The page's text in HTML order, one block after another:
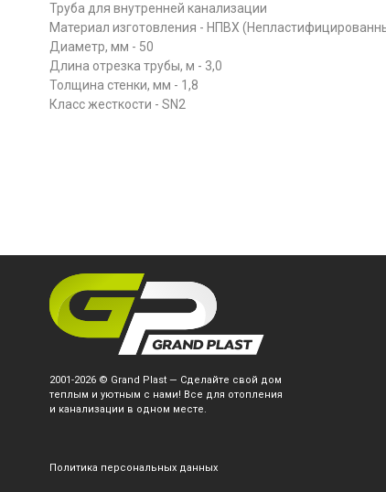
Труба для внутренней канализации
Материал изготовления - НПВХ
Диаметр, мм - 50
Длина отрезка трубы, м - 3,0
Толщина стенки, мм - 1,8
Класс жесткости - SN2
2001-2026 © Grand Plast — Сделайте свой дом
теплым и уютным с нами! Все для отопления
и канализации в одном месте.
Политика персональных данных